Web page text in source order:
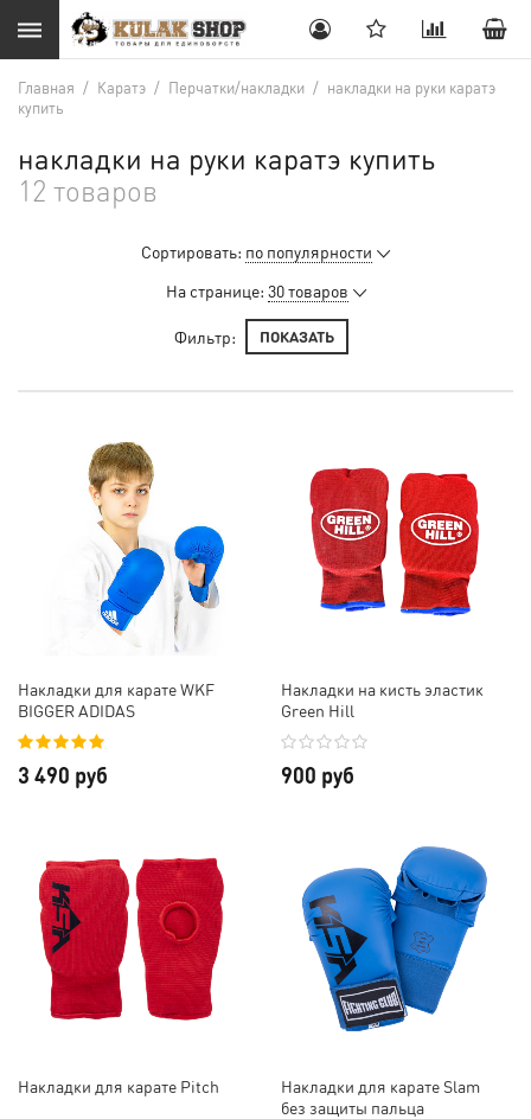
Главная / Каратэ / Перчатки/накладки / накладки на руки каратэ
купить
накладки на руки каратэ купить
12 товаров
Сортировать: по популярности
На странице: 30 товаров
Фильтр: ПОКАЗАТЬ
Накладки для карате WKF
BIGGER ADIDAS
3 490 руб
Накладки на кисть эластик
Green Hill
900 руб
Накладки для карате Pitch
Накладки для карате Slam
без защиты пальца